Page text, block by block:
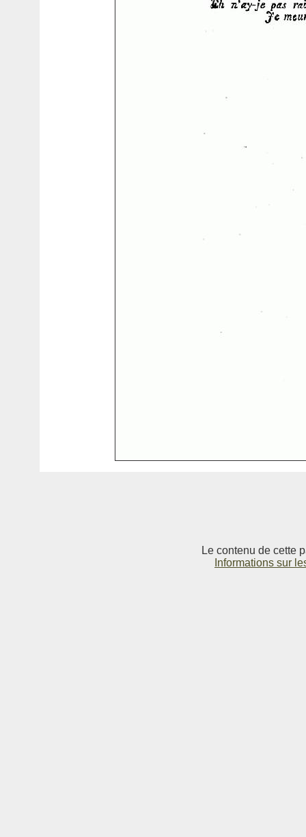
Le contenu de cette
Informations sur